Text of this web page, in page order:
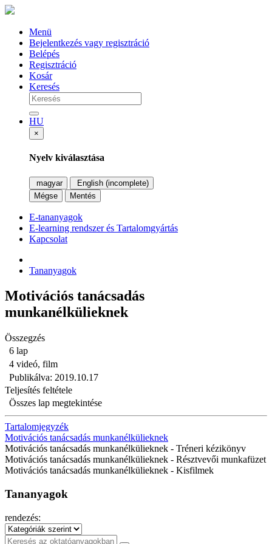
Menü
Bejelentkezés vagy regisztráció
Belépés
Regisztráció
Kosár
Keresés
HU
×
Nyelv kiválasztása
magyar
English (incomplete)
Mégse
Mentés
E-tananyagok
E-learning rendszer és Tartalomgyártás
Kapcsolat
Tananyagok
Motivációs tanácsadás
munkanélkülieknek
Összegzés
6 lap
4 videó, film
Publikálva: 2019.10.17
Teljesítés feltétele
Összes lap megtekintése
Tartalomjegyzék
Motivációs tanácsadás munkanélkülieknek
Motivációs tanácsadás munkanélkülieknek - Tréneri kézikönyv
Motivációs tanácsadás munkanélkülieknek - Résztvevői munkafüzet
Motivációs tanácsadás munkanélkülieknek - Kisfilmek
Tananyagok
rendezés: